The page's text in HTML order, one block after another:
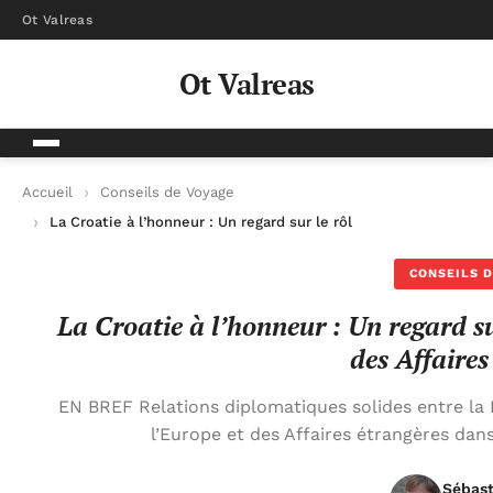
Ot Valreas
Ot Valreas
Accueil
Conseils de Voyage
La Croatie à l’honneur : Un regard sur le rôle du Ministère de
CONSEILS
La Croatie à l’honneur : Un regard
des
EN BREF Relations diplomatiques solides entre
l’Europe et des Affaires étrangères